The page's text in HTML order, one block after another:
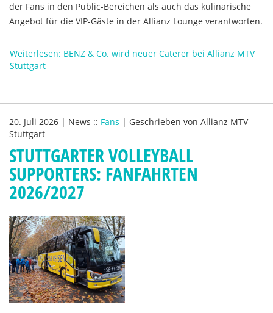
der Fans in den Public-Bereichen als auch das kulinarische
Angebot für die VIP-Gäste in der Allianz Lounge verantworten.
Weiterlesen: BENZ & Co. wird neuer Caterer bei Allianz MTV
Stuttgart
20. Juli 2026 | News :: Fans | Geschrieben von Allianz MTV
Stuttgart
STUTTGARTER VOLLEYBALL
SUPPORTERS: FANFAHRTEN
2026/2027